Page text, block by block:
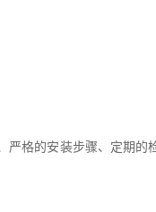
格的安装步骤、定期的